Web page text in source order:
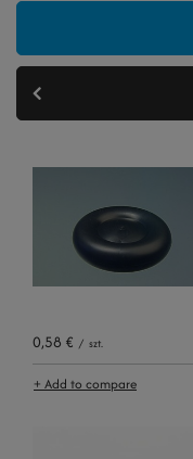
0,58 € / szt.
+ Add to compare